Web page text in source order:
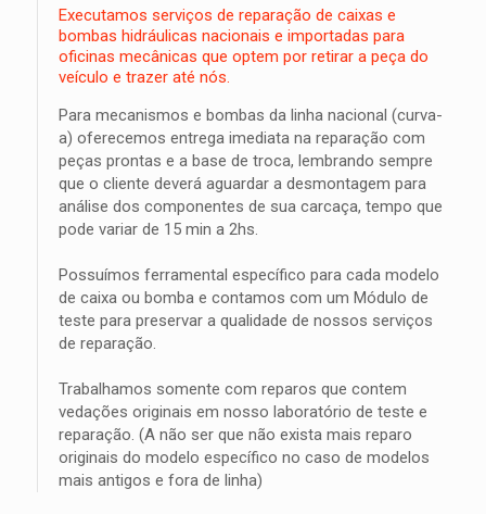
Executamos serviços de reparação de caixas e
bombas hidráulicas nacionais e importadas para
oficinas mecânicas que optem por retirar a peça do
veículo e trazer até nós.
Para mecanismos e bombas da linha nacional (curva-
a) oferecemos entrega imediata na reparação com
peças prontas e a base de troca, lembrando sempre
que o cliente deverá aguardar a desmontagem para
análise dos componentes de sua carcaça, tempo que
pode variar de 15 min a 2hs.
Possuímos ferramental específico para cada modelo
de caixa ou bomba e contamos com um Módulo de
teste para preservar a qualidade de nossos serviços
de reparação.
Trabalhamos somente com reparos que contem
vedações originais em nosso laboratório de teste e
reparação. (A não ser que não exista mais reparo
originais do modelo específico no caso de modelos
mais antigos e fora de linha)